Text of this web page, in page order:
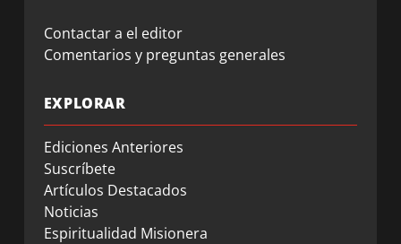
Contactar a el editor
Comentarios y preguntas generales
EXPLORAR
Ediciones Anteriores
Suscríbete
Artículos Destacados
Noticias
Espiritualidad Misionera